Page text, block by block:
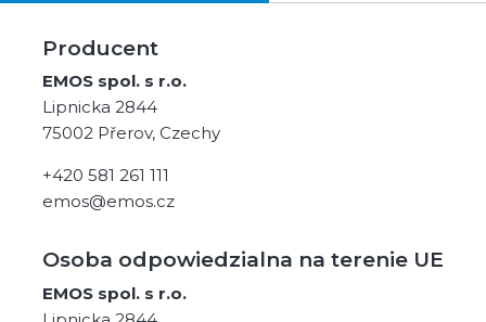
Producent
EMOS spol. s r.o.
Lipnicka 2844
75002 Přerov, Czechy
+420 581 261 111
emos@emos.cz
Osoba odpowiedzialna na terenie UE
EMOS spol. s r.o.